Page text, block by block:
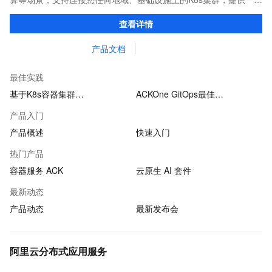
的社区兼容的API，助力管理分布式云资源。
查看详情
产品文档
最佳实践
基于K8s容器集群…
ACKOne GitOps最佳…
产品入门
产品概述
快速入门
热门产品
容器服务 ACK
云原生 AI 套件
最新动态
产品动态
最新发布会
阿里云分布式应用服务